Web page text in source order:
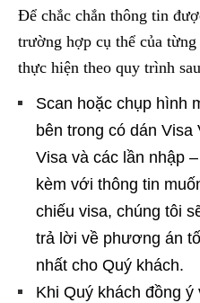
Để chắc chắn thông tin
trường hợp cụ thể của
thực hiện theo quy trình
Scan hoặc chụp hình
bên trong có dán Visa
Visa và các lần nhập
kèm với thông tin
chiếu visa, chúng tôi
trả lời về phương án
nhất cho Quý khách.
Khi Quý khách đồng